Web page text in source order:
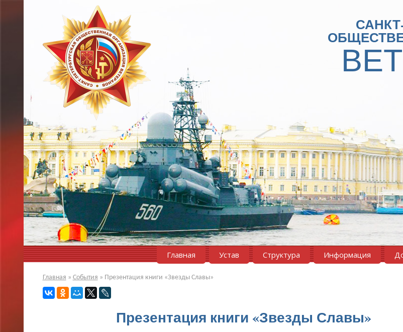
Главная Устав Структура Информация
Главная » События » Презентация книги «Звезды Славы»
Презентация книги «Звезды Славы»